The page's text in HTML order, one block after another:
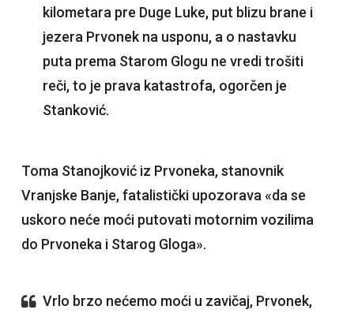
kilometara pre Duge Luke, put blizu brane i
jezera Prvonek na usponu, a o nastavku
puta prema Starom Glogu ne vredi trošiti
reči, to je prava katastrofa, ogorčen je
Stanković.
Toma Stanojković iz Prvoneka, stanovnik
Vranjske Banje, fatalistički upozorava «da se
uskoro neće moći putovati motornim vozilima
do Prvoneka i Starog Gloga».
Vrlo brzo nećemo moći u zavičaj, Prvonek,